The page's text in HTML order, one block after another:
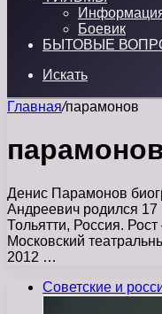
Боевик
БЫТОВЫЕ
Искать
Главная/парамонов
Денис Парамонов
Андреевич родился
Тольятти, Россия.
Московский
2012 …
Советские и